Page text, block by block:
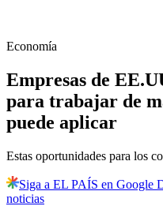
Economía
Empresas de
para trabajar de
puede aplicar
Estas oportunidades para los
Siga a EL PAÍS en Google
noticias